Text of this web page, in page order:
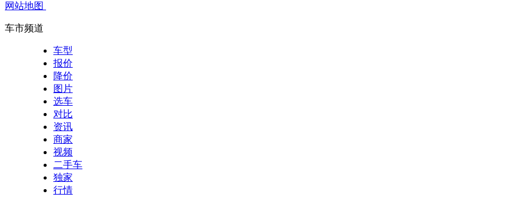
网站地图
车市频道
车型
报价
降价
图片
选车
对比
资讯
商家
视频
二手车
独家
行情